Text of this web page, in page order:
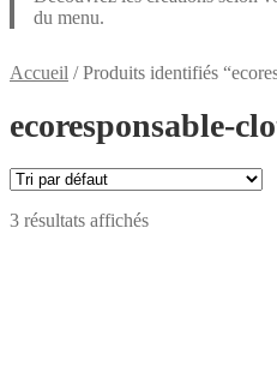
du menu.
Accueil /Produits identifiés
ecoresponsable-
3 résultats affichés